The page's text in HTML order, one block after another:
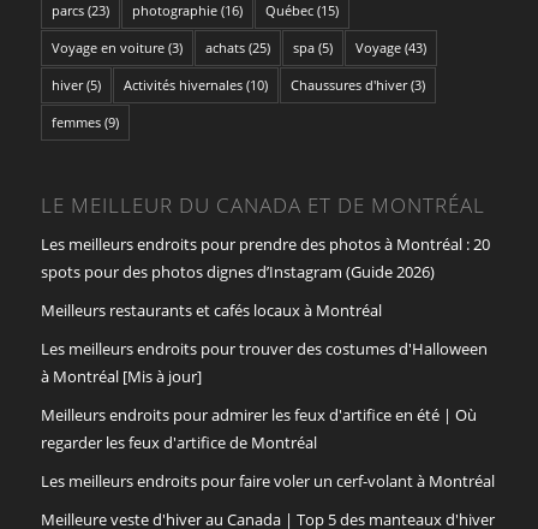
parcs(23) photographie(16) Québec(15)
Voyage en voiture(3) achats(25) spa(5) Voyage(43)
hiver(5) Activités hivernales(10) Chaussures d'hiver(3)
femmes(9)
LE MEILLEUR DU CANADA ET DE MONTRÉAL
Les meilleurs endroits pour prendre des photos à Montréal : 20
spots pour des photos dignes d’Instagram (Guide 2026)
Meilleurs restaurants et cafés locaux à Montréal
Les meilleurs endroits pour trouver des costumes d'Halloween
à Montréal [Mis à jour]
Meilleurs endroits pour admirer les feux d'artifice en été | Où
regarder les feux d'artifice de Montréal
Les meilleurs endroits pour faire voler un cerf-volant à Montréal
Meilleure veste d'hiver au Canada | Top 5 des manteaux d'hiver